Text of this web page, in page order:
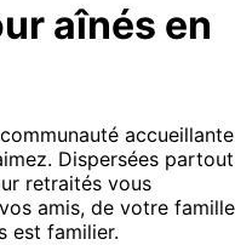
aînés en
accueillante
Dispersées partout
retraités vous
amis, de votre famille
est familier.